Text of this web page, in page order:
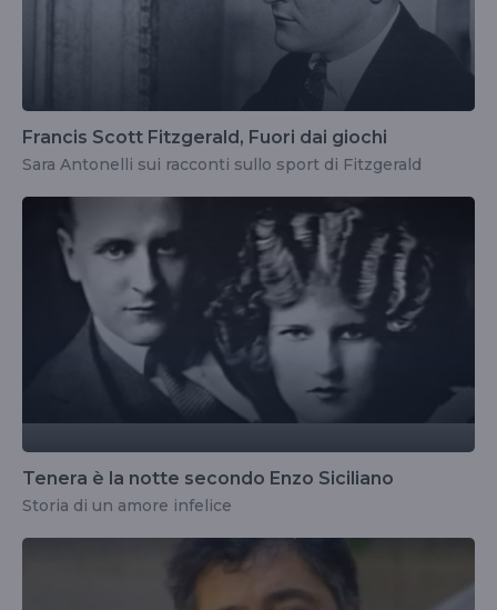
Francis Scott Fitzgerald, Fuori dai giochi
Sara Antonelli sui racconti sullo sport di Fitzgerald
Tenera è la notte secondo Enzo Siciliano
Storia di un amore infelice